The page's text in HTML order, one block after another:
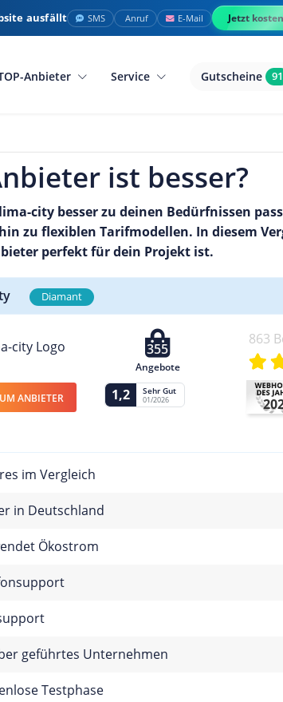
ausfällt SMS Anruf E-Mail Jetzt
Anbieter Service Gutscheine 91
ist besser?
city besser zu deinen Bedürfnissen
zu flexiblen Tarifmodellen. In diesem
perfekt für dein Projekt ist.
Diamant
355
Angebote
863
ANBIETER 1,2 Sehr Gut
01/2026
im Vergleich
in Deutschland
Ökostrom
geführtes Unternehmen
Testphase